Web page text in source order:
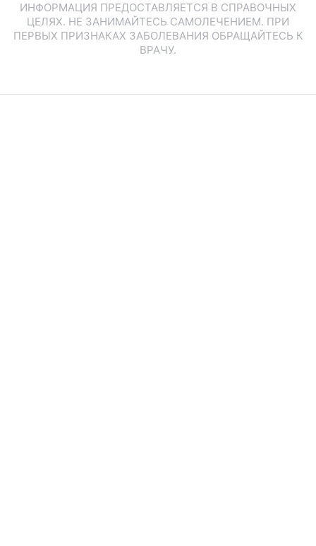
ИНФОРМАЦИЯ ПРЕДОСТАВЛЯЕТСЯ В СПРАВОЧНЫХ
ЦЕЛЯХ. НЕ ЗАНИМАЙТЕСЬ САМОЛЕЧЕНИЕМ. ПРИ
ПЕРВЫХ ПРИЗНАКАХ ЗАБОЛЕВАНИЯ ОБРАЩАЙТЕСЬ К
ВРАЧУ.